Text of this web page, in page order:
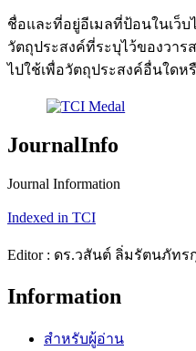
ชื่อและที่อยู่อีเมลที่ป้อนในเว็บ
วัตถุประสงค์ที่ระบุไว้ของวาร
ไปใช้เพื่อวัตถุประสงค์อื่นใด
JournalInfo
Journal Information
Indexed in TCI
Editor : ดร.วสันต์ ลิ่มรัตนภัทร
Information
สำหรับผู้อ่าน